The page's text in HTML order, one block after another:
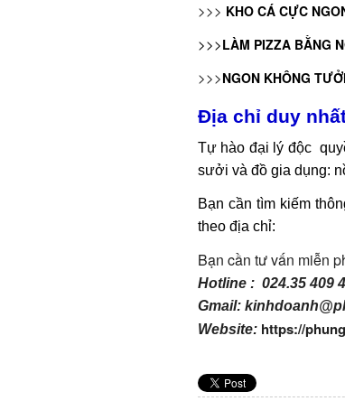
>>> KHO CÁ CỰC
>>>LÀM PIZZA BẰNG
>>>NGON KHÔNG
Địa chỉ duy
Tự hào đại lý độc
sưởi và đồ gia dụng:
Bạn cần tìm kiếm
theo địa chỉ:
Bạn cần tư vấn miễn
Hotline : 024.35 409
Gmail:
Website: https://